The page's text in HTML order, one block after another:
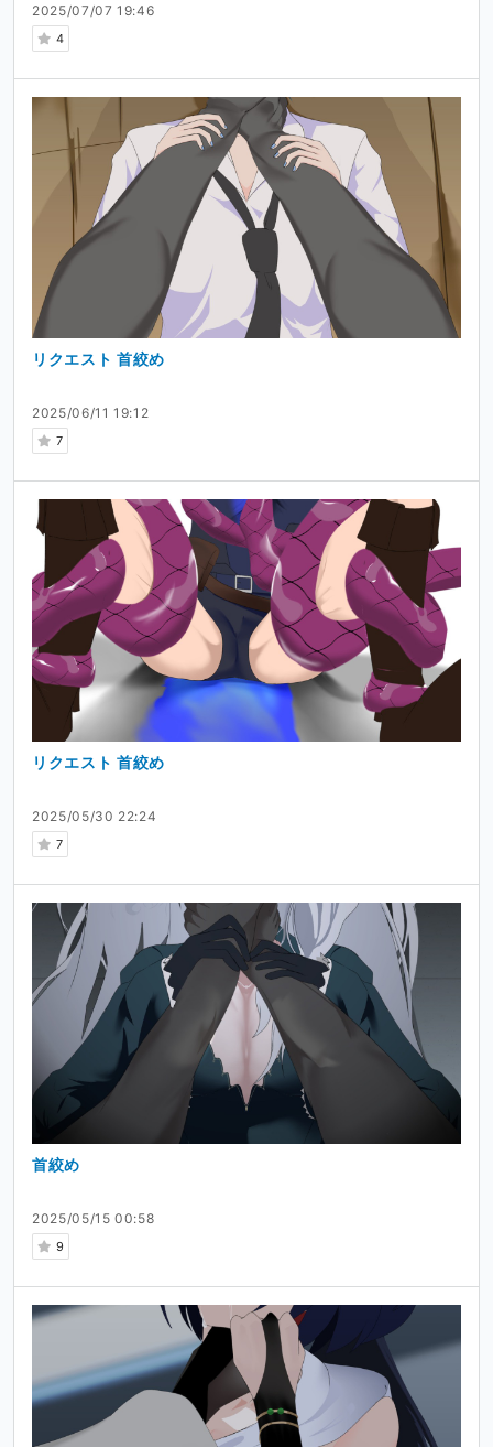
2025/07/07 19:46
4
2025/06/11 19:12
7
リクエスト 首絞め
2025/05/30 22:24
7
リクエスト 首絞め
2025/05/15 00:58
9
首絞め